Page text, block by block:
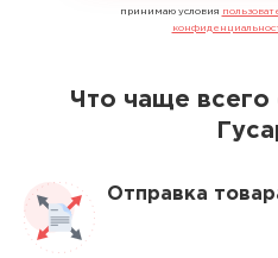
принимаю условия
Что чаще всего
Отправка